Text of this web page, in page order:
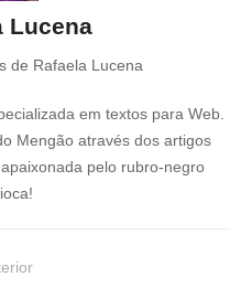
Lucena
de Rafaela Lucena
em textos para Web.
Mengão através dos artigos
pelo rubro-negro